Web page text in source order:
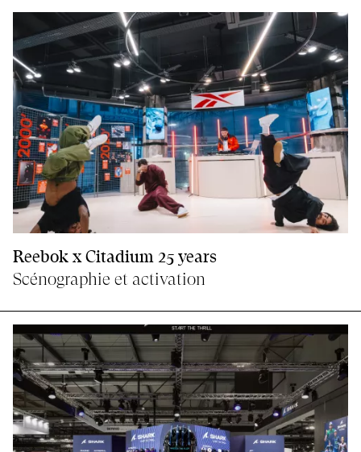
Reebok x Citadium 25 years
Scénographie et activation